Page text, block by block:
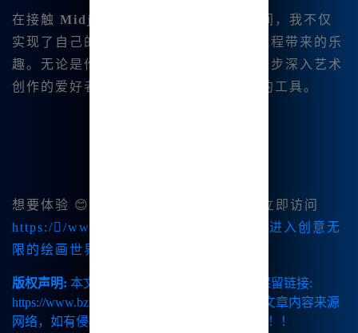
在接触 Midjourney中文绘画
的这段时间，我不仅
实现了自己的艺术创意，还享受了整个过程带来的乐
趣。无论是作为一个新手，还是想进一步深入艺术
创作的爱好者，|我都强烈推荐这个强大的工具。
想要体验 😊
吗？立即访问
https://www.bzu.cn<./🔥a>，与我一起进入创意无
限的绘画世界吧！
版权声明: 本文由【B族智能】原创，转载请保留链接:
https://www.bzu.cn/news/show/8959.html，部分文章内容来源
网络，如有侵权请联系我们删除处理。谢谢！！！